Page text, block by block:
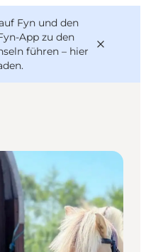
Fyn und den
App zu den
führen – hier
.